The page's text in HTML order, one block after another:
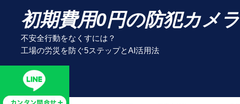
初期費用0円の防犯カメラ
不安全行動をなくすには？
工場の労災を防ぐ5ステップとAI活用法